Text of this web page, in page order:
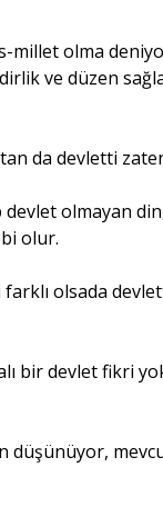
millet olma
dirlik ve düzen
da devletti
olmayan
olur.
farklı olsada
bir devlet fikri
düşünüyor,